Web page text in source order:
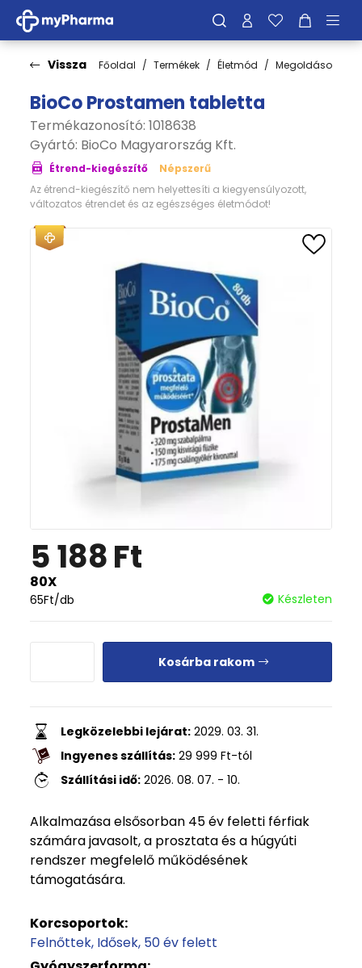
Vissza Főoldal Termékek Életmód Megoldások
BioCo Prostamen tabletta
Termékazonosító: 1018638
Gyártó: BioCo Magyarország Kft.
Étrend-kiegészítő
Népszerű
Az étrend-kiegészítő nem helyettesíti a kiegyensúlyozott,
változatos étrendet és az egészséges életmódot!
5 188Ft
80X
65Ft/db Készleten
Kosárba rakom
Legközelebbi lejárat: 2029. 03. 31.
Ingyenes szállítás: 29 999 Ft-tól
Szállítási idő: 2026. 08. 07. - 10.
Alkalmazása elsősorban 45 év feletti férfiak
számára javasolt, a prosztata és a húgyúti
rendszer megfelelő működésének
támogatására.
Korcsoportok:
Felnőttek Idősek 50 év felett